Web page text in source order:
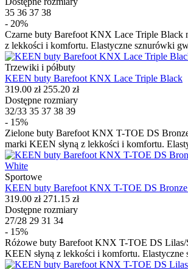
35 36 37 38
- 20%
Czarne buty Barefoot KNX Lace Triple Black
z lekkości i komfortu. Elastyczne sznurówki
Trzewiki i półbuty
KEEN buty Barefoot KNX Lace Triple Black
319.00 zł 255.20 zł
Dostępne rozmiary
32/33 35 37 38 39
- 15%
Zielone buty Barefoot KNX T-TOE DS
marki KEEN słyną z lekkości i komfortu.
Sportowe
KEEN buty Barefoot KNX T-TOE DS Bronze
319.00 zł 271.15 zł
Dostępne rozmiary
27/28 29 31 34
- 15%
Różowe buty Barefoot KNX T-TOE DS Lilas/
KEEN słyną z lekkości i komfortu. Elastyczne